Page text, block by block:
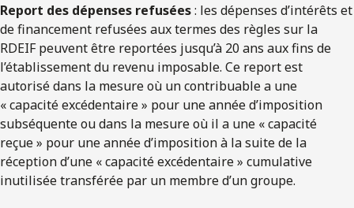
Report des dépenses refusées: les dépenses d’intérêts et
de financement refusées aux termes des règles sur la
RDEIF peuvent être reportées jusqu’à 20 ans aux fins de
l’établissement du revenu imposable. Ce report est
autorisé dans la mesure où un contribuable a une
« capacité excédentaire » pour une année d’imposition
subséquente ou dans la mesure où il a une « capacité
reçue » pour une année d’imposition à la suite de la
réception d’une « capacité excédentaire » cumulative
inutilisée transférée par un membre d’un groupe.